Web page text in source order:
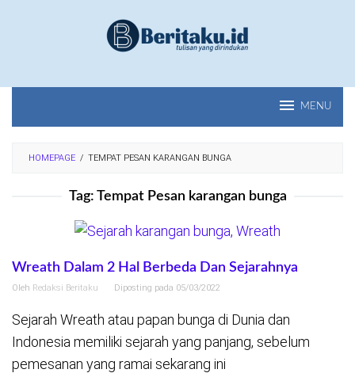
MENU
HOMEPAGE / TEMPAT PESAN KARANGAN BUNGA
Tag: Tempat Pesan karangan bunga
Wreath Dalam 2 Hal Berbeda Dan Sejarahnya
Oleh Redaksi Beritaku Diposting pada 05/03/2022
Sejarah Wreath atau papan bunga di Dunia dan
Indonesia memiliki sejarah yang panjang, sebelum
pemesanan yang ramai sekarang ini